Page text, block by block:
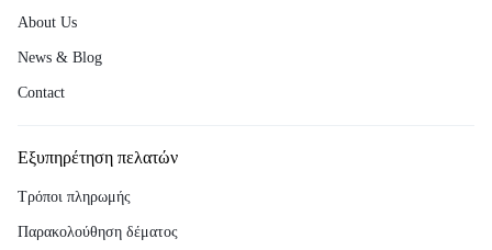
About Us
News & Blog
Contact
Εξυπηρέτηση πελατών
Τρόποι πληρωμής
Παρακολούθηση δέματος